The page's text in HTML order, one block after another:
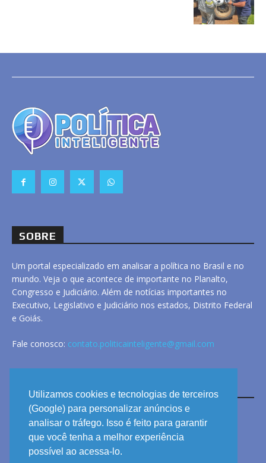
Utilizamos cookies e tecnologias de terceiros
(Google) para personalizar anúncios e
analisar o tráfego. Isso é feito para garantir
que você tenha a melhor experiência
possível ao acessa-lo.
SOBRE
Um portal especializado em analisar a política no Brasil e no
mundo. Veja o que acontece de importante no Planalto,
Congresso e Judiciário. Além de notícias importantes no
Executivo, Legislativo e Judiciário nos estados, Distrito Federal
e Goiás.
Fale conosco: contato.politicainteligente@gmail.com
LINKS
ANUNCIE
PRIVACIDADE